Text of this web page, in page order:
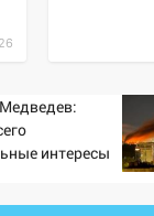
интересы